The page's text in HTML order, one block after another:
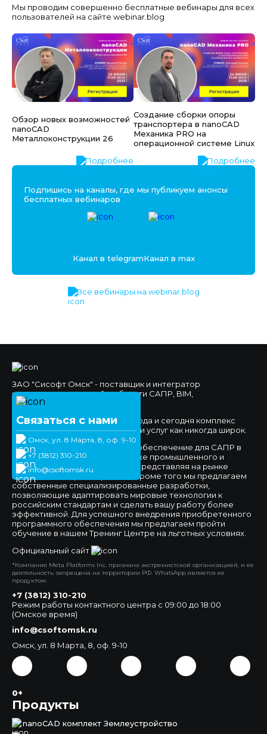
Мы проводим совершенно бесплатные вебинары для всех
пользователей на сайте webinar.blog
Обзор новых возможностей
nanoCAD
Металлоконструкции 26
Подробнее
Создание сборки опоры
транспортера в nanoCAD
Механика PRO на
операционной системе Linux
Подробнее
Подпишись на каналы, где мы публикуем анонсы
бесплатных вебинаров
Канал в telegramКанал в max
Все вебинары на webinar.blog
Связаться с нами
Омск, ул. 8 Марта, 8, оф. 9-10
+7 (3812) 310-210
info@csoftomsk.ru
ЗАО "Сисофт Омск" - поставщик и интегратор
комплексных решений в области САПР, BIM,
Документооборота.
Мы работаем на рынке с 1994 года и сегодня комплекс
предлагаемых нами продуктов и услуг как никогда широк.
Мы предлагаем программное обеспечение для САПР в
сфере машиностроения, а также промышленного и
гражданского строительства, представляя на рынке
ведущих вендоров отраслей. Кроме того мы предлагаем
собственные специализированные разработки,
позволяющие адаптировать мировые технологии к
российским стандартам и сделать вашу работу более
эффективной. Для успешного внедрения приобретенного
программного обеспечения мы предлагаем пройти
обучение в нашем Тренинг Центре на льготных условиях.
Официальный сайт
*Компания Meta Platforms Inc. признана экстремистской организацией, и ее
деятельность запрещена на территории РФ. WhatsApp является ее
продуктом.
Продукты
nanoCAD комплект Землеустройство
+7 (3812) 310-210
Режим работы контактного центра с 09:00 до 18:00
(Омское время)
info@csoftomsk.ru
Омск, ул. 8 Марта, 8, оф. 9-10
0+